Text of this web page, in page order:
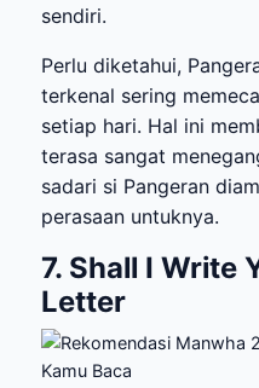
sendiri.
Perlu diketahui,
terkenal sering
setiap hari. Hal ini
terasa sangat
sadari si Pangeran
perasaan untuknya.
7. Shall I Write
Letter